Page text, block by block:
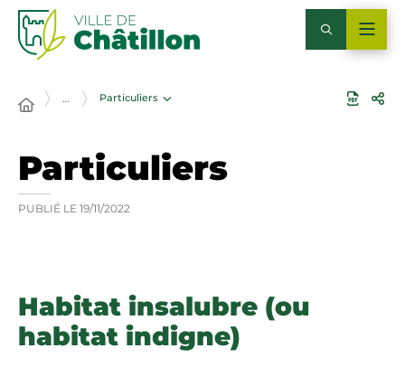
… Particuliers
Particuliers
PUBLIÉ LE 19/11/2022
Habitat insalubre (ou
habitat indigne)